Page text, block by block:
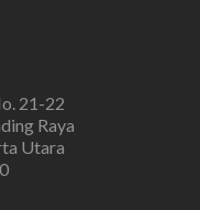
21-22
Raya
Utara